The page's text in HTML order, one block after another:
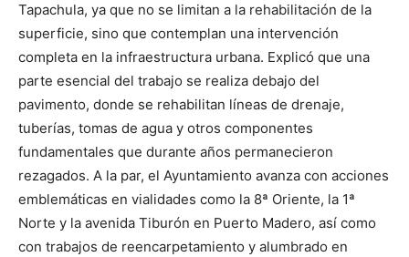
Tapachula, ya que no se limitan a la rehabilitación de la
superficie, sino que contemplan una intervención
completa en la infraestructura urbana. Explicó que una
parte esencial del trabajo se realiza debajo del
pavimento, donde se rehabilitan líneas de drenaje,
tuberías, tomas de agua y otros componentes
fundamentales que durante años permanecieron
rezagados. A la par, el Ayuntamiento avanza con acciones
emblemáticas en vialidades como la 8ª Oriente, la 1ª
Norte y la avenida Tiburón en Puerto Madero, así como
con trabajos de reencarpetamiento y alumbrado en